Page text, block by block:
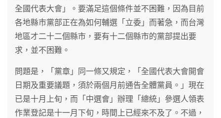
全國代表大會」。要滿足這個條件並不困難，因為目前
各地縣市黨部正在為如何輔選「立委」而著急，而台灣
地區才二十二個縣市，要有十二個縣市的黨部提出要
求，並不困難。
問題是，「黨章」同一條又規定，「全國代表大會開會
日期及重要議題，須於兩個月前通告全體黨員。」現在
已是十月上旬，而「中選會」辦理「總統」參選人領表
作業登記是十一月下旬，時間上已經來不及了。不過，